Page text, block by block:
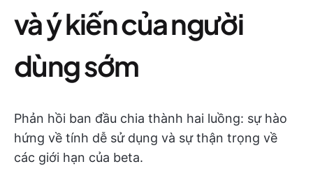
và ý kiến của người
dùng sớm
Phản hồi ban đầu chia thành hai luồng: sự hào
hứng về tính dễ sử dụng và sự thận trọng về
các giới hạn của beta.